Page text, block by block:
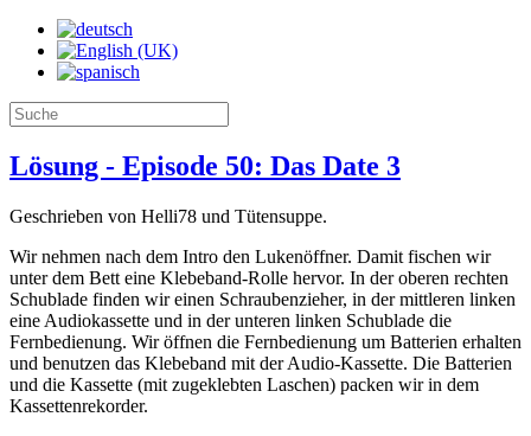
Lösung - Episode 50: Das Date 3
Geschrieben von Helli78 und Tütensuppe.
Wir nehmen nach dem Intro den Lukenöffner. Damit fischen wir
unter dem Bett eine Klebeband-Rolle hervor. In der oberen rechten
Schublade finden wir einen Schraubenzieher, in der mittleren linken
eine Audiokassette und in der unteren linken Schublade die
Fernbedienung. Wir öffnen die Fernbedienung um Batterien erhalten
und benutzen das Klebeband mit der Audio-Kassette. Die Batterien
und die Kassette (mit zugeklebten Laschen) packen wir in dem
Kassettenrekorder.